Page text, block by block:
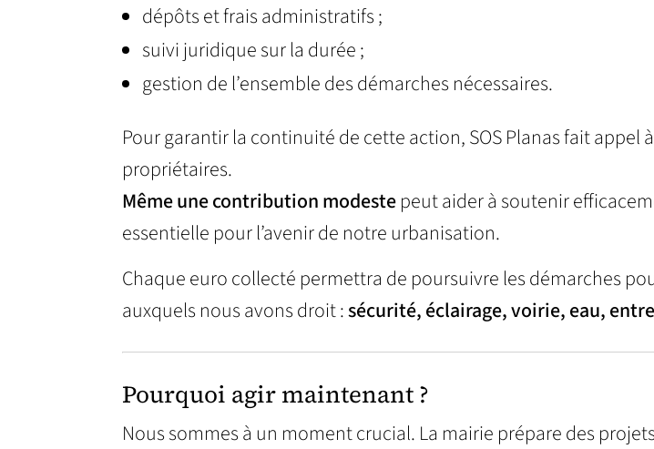
dépôts et frais administratifs ;
suivi juridique sur la durée ;
gestion de l’ensemble des démarches nécessaires.
Pour garantir la continuité de cette action, SOS Planas fait appel
propriétaires.
Même une contribution modestepeut aider à soutenir
essentielle pour l’avenir de notre urbanisation.
Chaque euro collecté permettra de poursuivre les démarches
auxquels nous avons droit :sécurité, éclairage, voirie, eau,
Pourquoi agir maintenant ?
Nous sommes à un moment crucial. La mairie prépare des